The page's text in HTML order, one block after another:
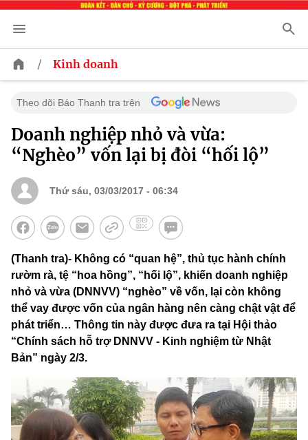
/ Kinh doanh
Theo dõi Báo Thanh tra trên
Doanh nghiệp nhỏ và vừa:
“Nghèo” vốn lại bị đòi “hối lộ”
Thứ sáu, 03/03/2017 - 06:34
(Thanh tra)- Không có “quan hệ”, thủ tục hành chính
rườm rà, tệ “hoa hồng”, “hối lộ”, khiến doanh nghiệp
nhỏ và vừa (DNNVV) “nghèo” về vốn, lại còn không
thể vay được vốn của ngân hàng nên càng chật vật để
phát triển… Thông tin này được đưa ra tại Hội thảo
“Chính sách hỗ trợ DNNVV - Kinh nghiệm từ Nhật
Bản” ngày 2/3.